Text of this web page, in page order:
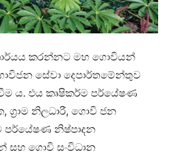
කරන්නට මහ ගොවියන්
සේවා දෙපාර්තමේන්තුව
ය. එය කෘෂිකර්ම පර්යේෂණ
ග්‍රාම නිලධාරී, ගොවි ජන
පර්යේෂණ නිෂ්පාදන
සහ ගොවි සංවිධාන